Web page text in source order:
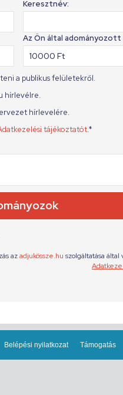
Belépési nyilatkozat Támogatás